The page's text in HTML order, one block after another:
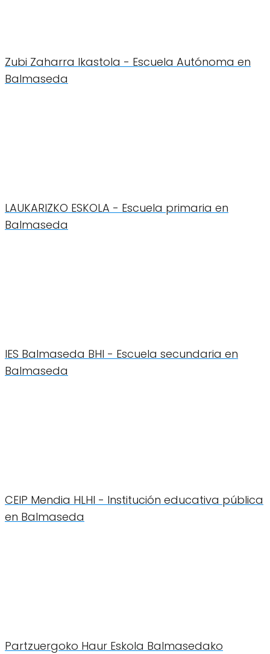
Zubi Zaharra Ikastola - Escuela Autónoma en
Balmaseda
LAUKARIZKO ESKOLA - Escuela primaria en
Balmaseda
IES Balmaseda BHI - Escuela secundaria en
Balmaseda
CEIP Mendia HLHI - Institución educativa pública
en Balmaseda
Partzuergoko Haur Eskola Balmasedako